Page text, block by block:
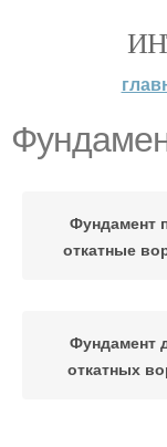
Фундамент
откатные
Фундамент
откатных